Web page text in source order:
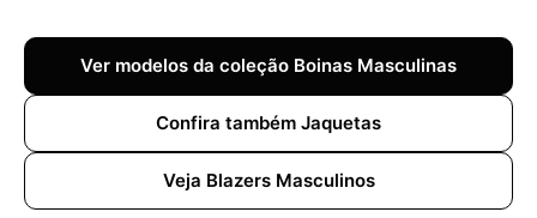
Ver modelos da coleção Boinas Masculinas
Confira também Jaquetas
Veja Blazers Masculinos